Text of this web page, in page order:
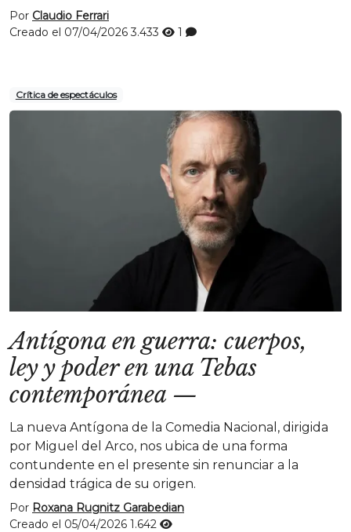
Por Claudio Ferrari
Creado el 07/04/20263.433 1
Crítica de espectáculos
Antígona en guerra: cuerpos,
ley y poder en una Tebas
contemporánea —
La nueva Antígona de la Comedia Nacional, dirigida
por Miguel del Arco, nos ubica de una forma
contundente en el presente sin renunciar a la
densidad trágica de su origen.
Por Roxana Rugnitz Garabedian
Creado el 05/04/2026 1.642